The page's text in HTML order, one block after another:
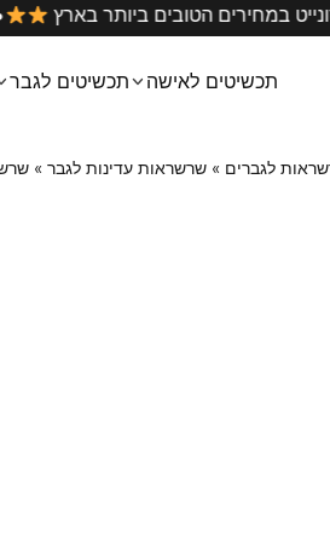
המוסונייט במחירים הטובים
תכשיטים לאישה תכשיטים לגבר
לגברים » שרשראות עדינות לגבר »